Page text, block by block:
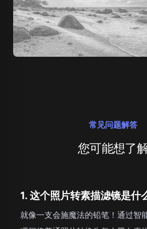
常见问题解答
您可能想了
1. 这个照片转素描滤镜是什
就像一支会施魔法的铅笔！通过智